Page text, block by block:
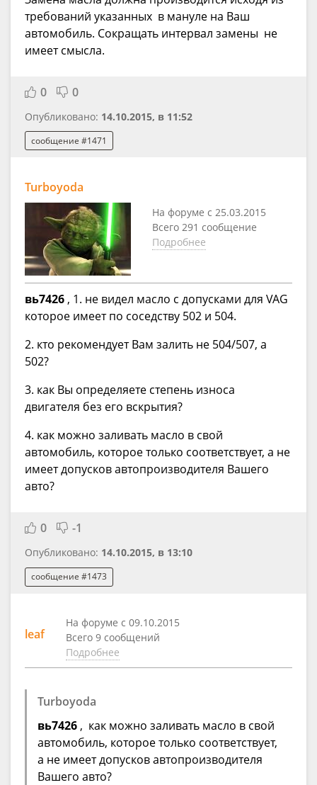
требований указанных в мануле на Ваш
автомобиль. Сокращать интервал замены не
имеет смысла.
0 0
Опубликовано: 14.10.2015, в 11:52
сообщение #1471
Turboyoda
На форуме с 25.03.2015
Всего 291 сообщение
Подробнее
вь7426, 1. не видел масло с допусками для VAG
которое имеет по соседству 502 и 504.
2. кто рекомендует Вам залить не 504/507, а
502?
3. как Вы определяете степень износа
двигателя без его вскрытия?
4. как можно заливать масло в свой
автомобиль, которое только соответствует, а не
имеет допусков автопроизводителя Вашего
авто?
0 -1
Опубликовано: 14.10.2015, в 13:10
сообщение #1473
leaf
На форуме с 09.10.2015
Всего 9 сообщений
Подробнее
Turboyoda
вь7426 , как можно заливать масло в свой
автомобиль, которое только соответствует,
а не имеет допусков автопроизводителя
Вашего авто?